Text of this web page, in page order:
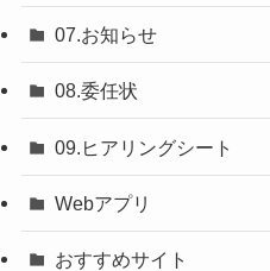
07.お知らせ
08.委任状
09.ヒアリングシート
Webアプリ
おすすめサイト